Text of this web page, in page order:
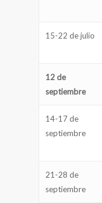
15-22 de julio
12 de
septiembre
14-17 de
septiembre
21-28 de
septiembre